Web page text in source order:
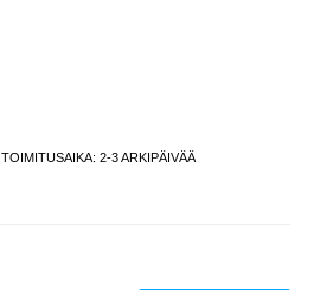
TOIMITUSAIKA: 2-3 ARKIPÄIVÄÄ